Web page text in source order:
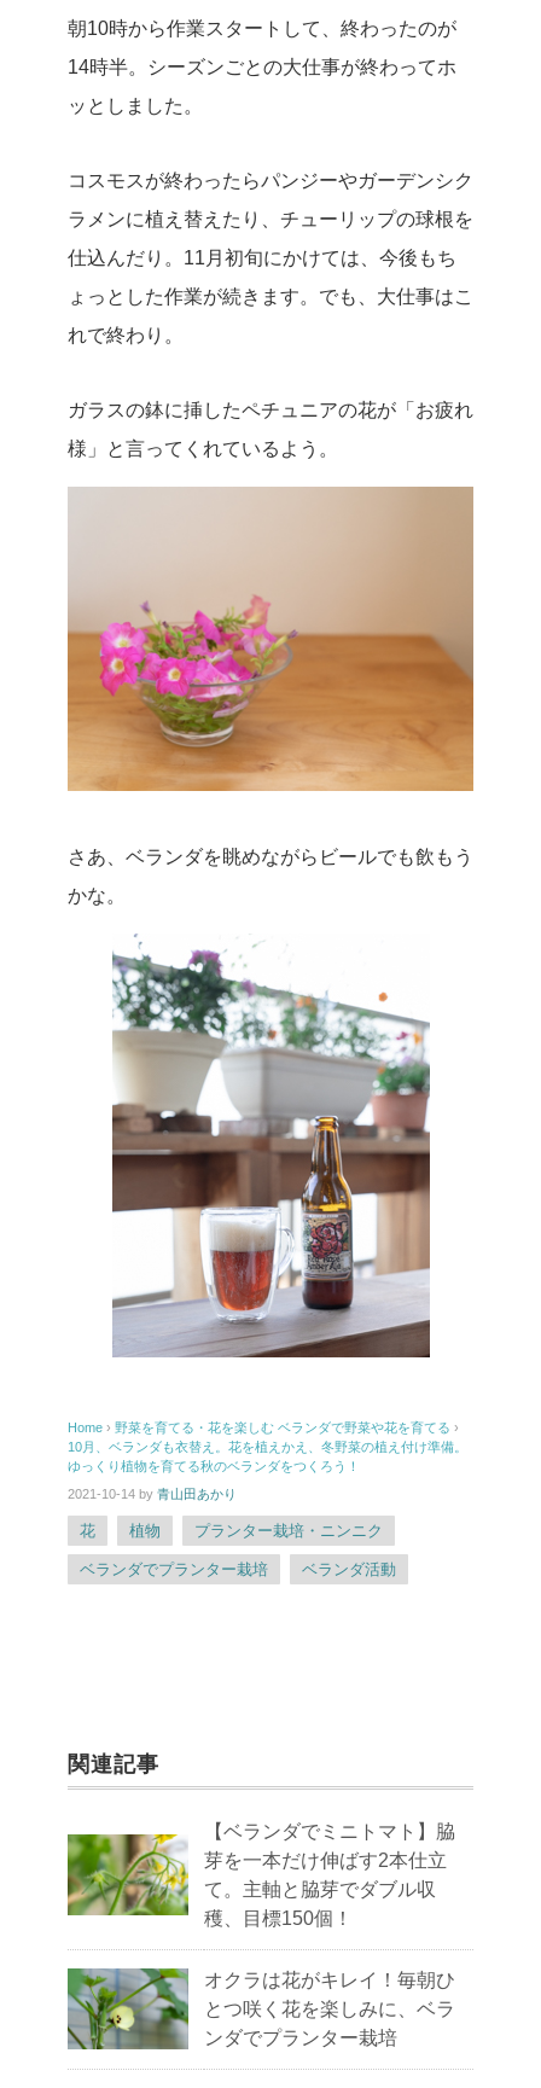
朝10時から作業スタートして、終わったのが
14時半。シーズンごとの大仕事が終わってホ
ッとしました。
コスモスが終わったらパンジーやガーデンシク
ラメンに植え替えたり、チューリップの球根を
仕込んだり。11月初旬にかけては、今後もち
ょっとした作業が続きます。でも、大仕事はこ
れで終わり。
ガラスの鉢に挿したペチュニアの花が「お疲れ
様」と言ってくれているよう。
さあ、ベランダを眺めながらビールでも飲もう
かな。
Home › 野菜を育てる・花を楽しむ ベランダで野菜や花を育てる ›
10月、ベランダも衣替え。花を植えかえ、冬野菜の植え付け準備。
ゆっくり植物を育てる秋のベランダをつくろう！
2021-10-14 by 青山田あかり
花 植物 プランター栽培・ニンニク
ベランダでプランター栽培 ベランダ活動
関連記事
【ベランダでミニトマト】脇
芽を一本だけ伸ばす2本仕立
て。主軸と脇芽でダブル収
穫、目標150個！
オクラは花がキレイ！毎朝ひ
とつ咲く花を楽しみに、ベラ
ンダでプランター栽培